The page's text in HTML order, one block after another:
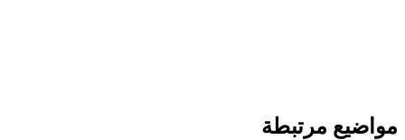
مواضيع مرتبطة